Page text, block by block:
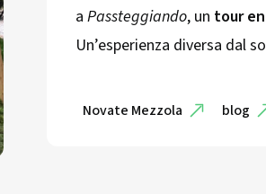
aPassteggiando, un tour
Un’esperienza diversa
Novate Mezzola blog